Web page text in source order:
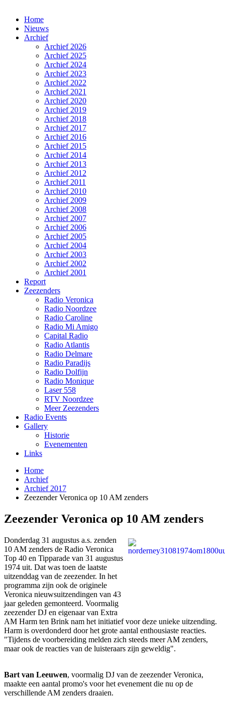
Home
Nieuws
Archief
Archief 2026
Archief 2025
Archief 2024
Archief 2023
Archief 2022
Archief 2021
Archief 2020
Archief 2019
Archief 2018
Archief 2017
Archief 2016
Archief 2015
Archief 2014
Archief 2013
Archief 2012
Archief 2011
Archief 2010
Archief 2009
Archief 2008
Archief 2007
Archief 2006
Archief 2005
Archief 2004
Archief 2003
Archief 2002
Archief 2001
Report
Zeezenders
Radio Veronica
Radio Noordzee
Radio Caroline
Radio Mi Amigo
Capital Radio
Radio Atlantis
Radio Delmare
Radio Paradijs
Radio Dolfijn
Radio Monique
Laser 558
RTV Noordzee
Meer Zeezenders
Radio Events
Gallery
Historie
Evenementen
Links
Home
Archief
Archief 2017
Zeezender Veronica op 10 AM zenders
Zeezender Veronica op 10 AM zenders
Donderdag 31 augustus a.s. zenden
10 AM zenders de Radio Veronica
Top 40 en Tipparade van 31 augustus
1974 uit. Dat was toen de laatste
uitzenddag van de zeezender. In het
programma zijn ook de originele
Veronica nieuwsuitzendingen van 43
jaar geleden gemonteerd. Voormalig
zeezender DJ en eigenaar van Extra
AM Harm ten Brink nam het initiatief voor deze unieke uitzending.
Harm is overdonderd door het grote aantal enthousiaste reacties.
"Tijdens de voorbereiding melden zich steeds meer AM zenders,
maar ook de reacties van de luisteraars zijn geweldig".
Bart van Leeuwen, voormalig DJ van de zeezender Veronica,
maakte een aantal promo's voor het evenement die nu op de
verschillende AM zenders draaien.